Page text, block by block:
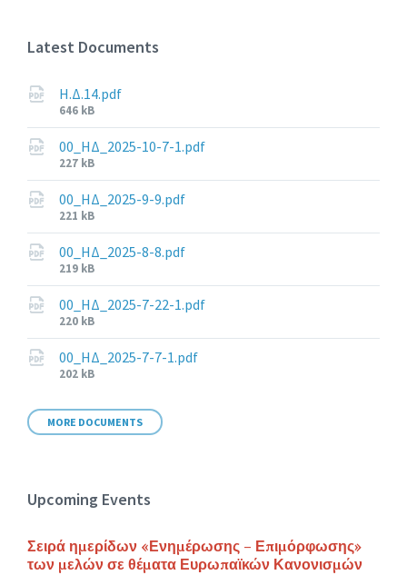
Latest Documents
Η.Δ.14.pdf
File
size:
646 kB
00_ΗΔ_2025-10-7-1.pdf
File
size:
227 kB
00_ΗΔ_2025-9-9.pdf
File
size:
221 kB
00_ΗΔ_2025-8-8.pdf
File
size:
219 kB
00_ΗΔ_2025-7-22-1.pdf
File
size:
220 kB
00_ΗΔ_2025-7-7-1.pdf
File
202 kB
MORE DOCUMENTS
Upcoming Events
Σειρά ημερίδων «Ενημέρωσης – Επιμόρφωσης»
των μελών σε θέματα Ευρωπαϊκών Κανονισμών